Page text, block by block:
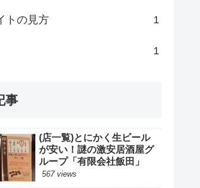
トの見方 1
1
事
(店一覧)とにかく生ビール
が安い！謎の激安居酒屋グ
ループ「有限会社飯田」
567 views